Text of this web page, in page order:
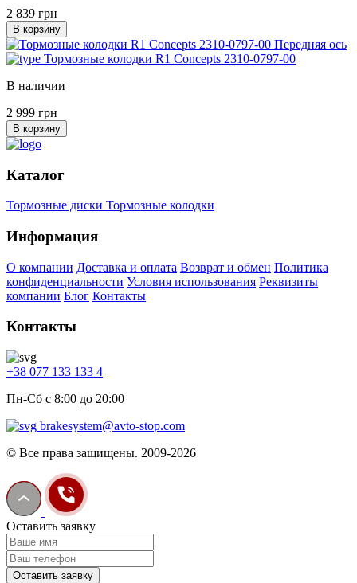
2 839 грн
В корзину
Передняя ось
Тормозные колодки R1 Concepts 2310-0797-00
В наличии
2 999 грн
В корзину
Каталог
Тормозные диски Тормозные колодки
Информация
О компании Доставка и оплата Возврат и обмен Политика
конфиденциальности Условия использования Реквизиты
компании Блог Контакты
Контакты
+38 077 133 133 4
Пн-Сб с 8:00 до 20:00
brakesystem@avto-stop.com
© Все права защищены. 2009-2026
Оставить заявку
Оставить заявку